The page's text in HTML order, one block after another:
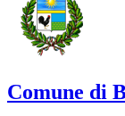
Comune di